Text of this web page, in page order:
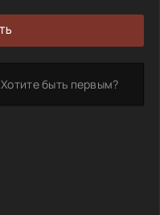
быть первым?